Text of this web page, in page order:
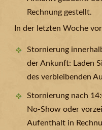
Rechnung gestellt.
In der letzten Woche
Stornierung
der Ankunft: Laden
des verbleibenden
Stornierung nach
No-Show oder
Aufenthalt in